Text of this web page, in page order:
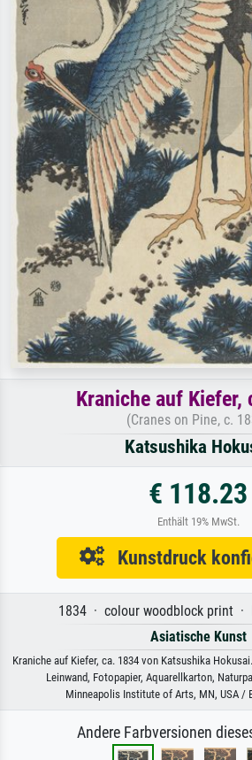
Kraniche auf Kiefer,
(Cranes on Pine, c.
Katsushika
€ 118.23
Enthält 19% MwSt.
Kunstdruck
1834 · colour woodblock print ·
Asiatische Kunst
Kraniche auf Kiefer, ca. 1834 von Katsushika
Leinwand, Fotopapier, Aquarellkarton,
Minneapolis Institute of Arts, MN, USA /
Andere Farbversionen